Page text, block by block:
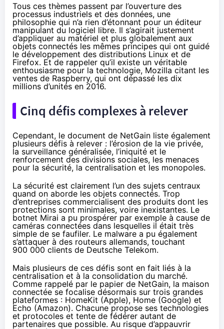
Tous ces thèmes passent par l’ouverture des
processus industriels et des données, une
philosophie qui n’a rien d’étonnant pour un éditeur
manipulant du logiciel libre. Il s’agirait justement
d’appliquer au matériel et plus globalement aux
objets connectés les mêmes principes qui ont guidé
le développement des distributions Linux et de
Firefox. Et de rappeler qu’il existe un véritable
enthousiasme pour la technologie, Mozilla citant les
ventes de Raspberry, qui ont dépassé les dix
millions d’unités en 2016.
Cinq défis complexes à relever
Cependant, le document de NetGain liste également
plusieurs défis à relever : l’érosion de la vie privée,
la surveillance généralisée, l’iniquité et le
renforcement des divisions sociales, les menaces
pour la sécurité, la centralisation et les monopoles.
La sécurité est clairement l’un des sujets centraux
quand on aborde les objets connectés. Trop
d’entreprises commercialisent des produits dont les
protections sont minimales, voire inexistantes. Le
botnet Mirai a pu prospérer par exemple à cause de
caméras connectées dans lesquelles il était très
simple de se faufiler. Le malware a pu également
s’attaquer à des routeurs allemands, touchant
900 000 clients de Deutsche Telekom.
Mais plusieurs de ces défis sont en fait liés à la
centralisation et à la consolidation du marché.
Comme rappelé par le papier de NetGain, la maison
connectée se focalise désormais sur trois grandes
plateformes : HomeKit (Apple), Home (Google) et
Echo (Amazon). Chacune propose ses technologies
et protocoles et tente de fédérer autant de
partenaires que possible. Au risque d’appauvrir